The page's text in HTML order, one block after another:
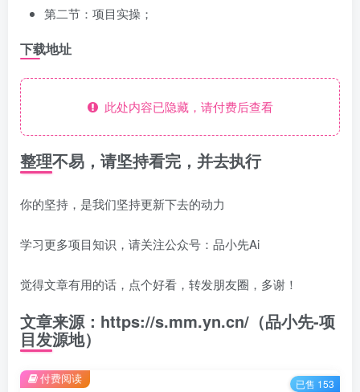
第二节：项目实操；
下载地址
此处内容已隐藏，请付费后查看
整理不易，请坚持看完，并去执行
你的坚持，是我们坚持更新下去的动力
学习更多项目知识，请关注公众号：品小先Ai
觉得文章有用的话，点个好看，转发朋友圈，多谢！
文章来源：https://s.mm.yn.cn/（品小先-项
目发源地）
付费阅读 已售 153